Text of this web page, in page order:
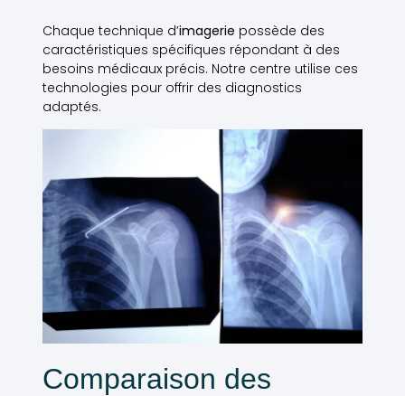
Chaque technique d’imagerie possède des
caractéristiques spécifiques répondant à des
besoins médicaux précis. Notre centre utilise ces
technologies pour offrir des diagnostics
adaptés.
Comparaison des